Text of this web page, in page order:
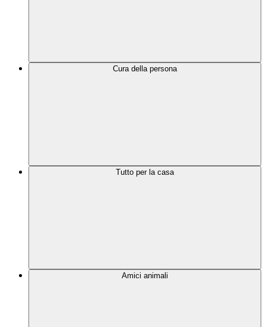
Cura della persona
Tutto per la casa
Amici animali